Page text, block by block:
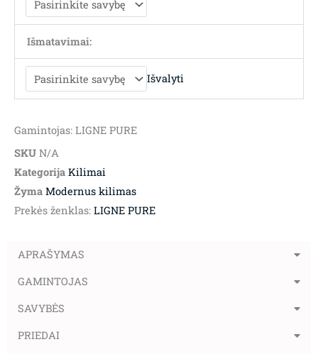
Išmatavimai:
Išvalyti
Gamintojas: LIGNE PURE
SKU N/A
Kategorija Kilimai
Žyma Modernus kilimas
Prekės ženklas: LIGNE PURE
APRAŠYMAS
GAMINTOJAS
SAVYBĖS
PRIEDAI